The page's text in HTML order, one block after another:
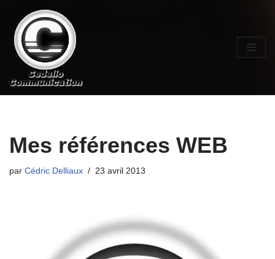
Aller
au
contenu
Mes références WEB
par Cédric Delliaux 23 avril 2013